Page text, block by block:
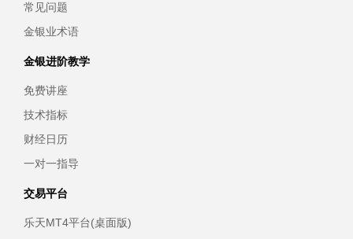
常见问题
金银业术语
金银进阶教学
免费讲座
技术指标
财经日历
一对一指导
交易平台
乐天MT4平台(桌面版)